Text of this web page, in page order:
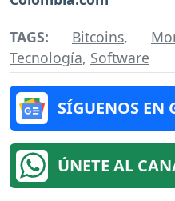
TAGS: Bitcoins,
Tecnología, Software
SÍGUENOS EN
ÚNETE AL